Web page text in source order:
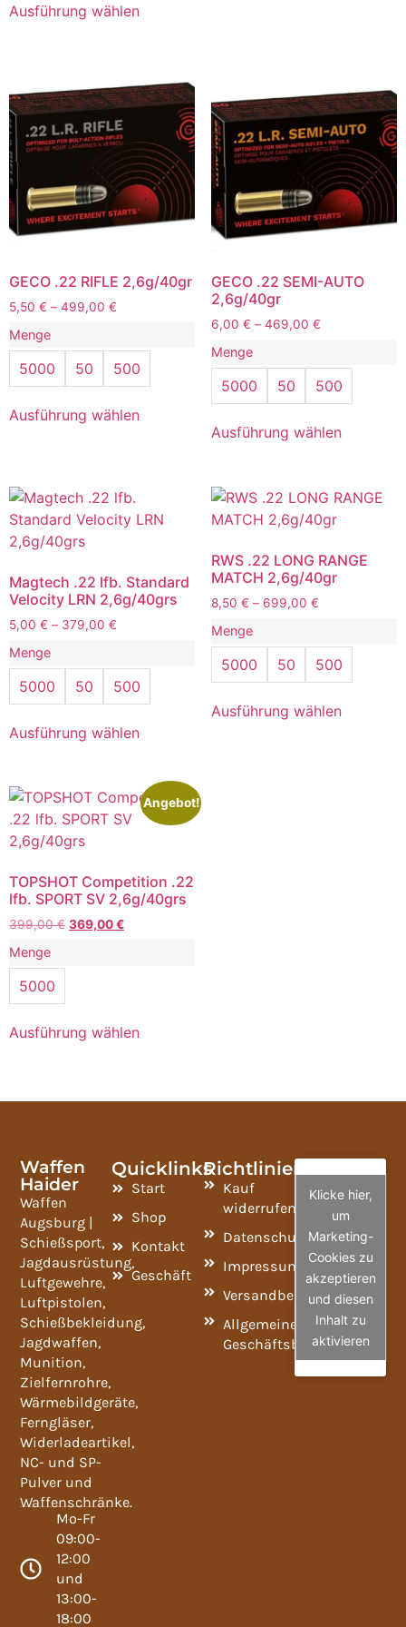
Ausführung wählen
GECO .22 RIFLE 2,6g/40gr
5,50 € – 499,00 €
Menge
5000 50 500
Ausführung wählen
GECO .22 SEMI-AUTO
2,6g/40gr
6,00 € – 469,00 €
Menge
5000 50 500
Ausführung wählen
Magtech .22 lfb. Standard
Velocity LRN 2,6g/40grs
5,00 € – 379,00 €
Menge
5000 50 500
Ausführung wählen
RWS .22 LONG RANGE
MATCH 2,6g/40gr
8,50 € – 699,00 €
Menge
5000 50 500
Ausführung wählen
Angebot!
TOPSHOT Competition .22
lfb. SPORT SV 2,6g/40grs
399,00€ 369,00€
Menge
5000
Ausführung wählen
Waffen
Haider
Waffen
Augsburg |
Schießsport,
Jagdausrüstung,
Luftgewehre,
Luftpistolen,
Schießbekleidung,
Jagdwaffen,
Munition,
Zielfernrohre,
Wärmebildgeräte,
Ferngläser,
Widerladeartikel,
NC- und SP-
Pulver und
Waffenschränke.
Mo-Fr
09:00-
12:00
und
13:00-
18:00
Quicklinks
Start
Shop
Kontakt
Geschäft
Richtlinien
Kauf
widerrufen
Datenschutzrichtlinie
Impressum
Versandbedingungen
Allgemeine
Geschäftsbedingungen
Klicke hier,
um
Marketing-
Cookies zu
akzeptieren
und diesen
Inhalt zu
aktivieren